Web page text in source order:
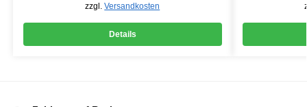
zzgl.Versandkosten
Details